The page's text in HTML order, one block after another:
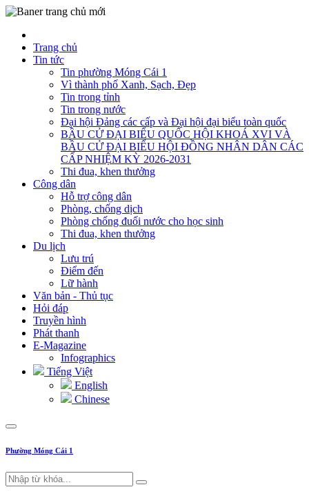
Trang chủ
Tin tức
Tin phường Móng Cái 1
Vì thành phố Xanh, Sạch, Đẹp
Tin trong tỉnh
Tin trong nước
Đại hội Đảng các cấp và Đại hội đại biểu toàn quốc
BẦU CỬ ĐẠI BIỂU QUỐC HỘI KHOÁ XVI VÀ
BẦU CỬ ĐẠI BIỂU HỘI ĐỒNG NHÂN DÂN CÁC
CẤP NHIỆM KỲ 2026-2031
Thi đua, khen thưởng
Công dân
Hỗ trợ công dân
Phòng, chống dịch
Phòng chống đuối nước cho học sinh
Thi đua, khen thưởng
Du lịch
Lưu trú
Điểm đến
Lữ hành
Văn bản - Thủ tục
Hỏi đáp
Truyền hình
Phát thanh
E-Magazine
Infographics
Tiếng Việt
English
Chinese
Phường Móng Cái 1